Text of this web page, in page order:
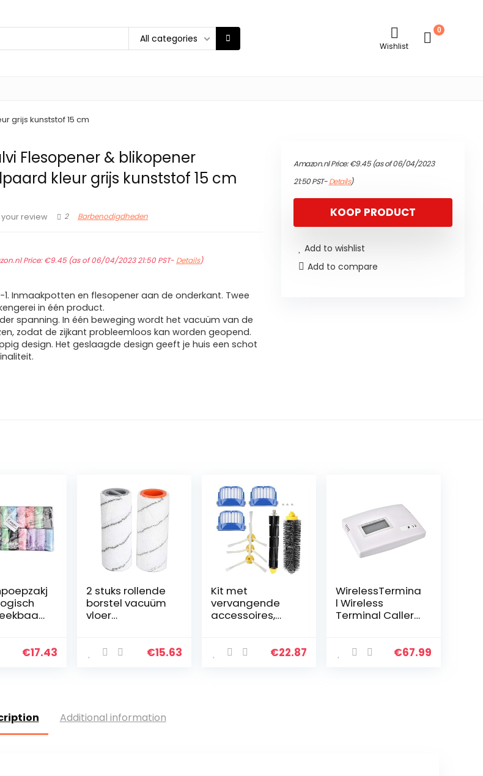
All categories
Wishlist
0
grijs kunststof 15 cm
Flesopener & blikopener
kleur grijs kunststof 15 cm
review 2 Barbenodigdheden
Price:€9.45(as of 06/04/2023 21:50 PST- Details)
1. Inmaakpotten en flesopener aan de onderkant. Twee
in één product.
spanning. In één beweging wordt het vacuüm van de
zodat de zijkant probleemloos kan worden geopend.
design. Het geslaagde design geeft je huis een schot
Amazon.nl Price:€9.45(as of 06/04/2023
21:50 PST-Details)
KOOP PRODUCT
Add to wishlist
Add to compare
van
€17.43
2 stuks rollende
borstel vacuüm
vloer
accessoire
€15.63
Kit met
vervangende
accessoires,
borstel en 1
€22.87
WirelessTermina
l Wireless
Terminal Caller
Desktop Phone
€67.99
Additional information